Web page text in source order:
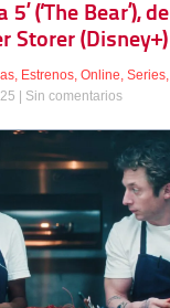
(‘The Bear’), de
Storer (Disney+)
, Estrenos, Online, Series,
| Sin comentarios